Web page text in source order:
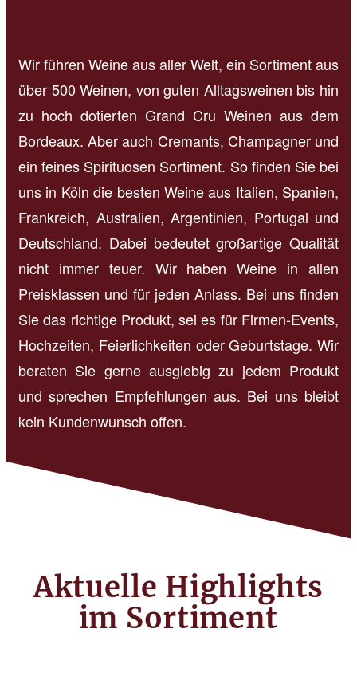
Wir führen Weine aus aller Welt, ein Sortiment aus
über 500 Weinen, von guten Alltagsweinen bis hin
zu hoch dotierten Grand Cru Weinen aus dem
Bordeaux. Aber auch Cremants, Champagner und
ein feines Spirituosen Sortiment. So finden Sie bei
uns in Köln die besten Weine aus Italien, Spanien,
Frankreich, Australien, Argentinien, Portugal und
Deutschland. Dabei bedeutet großartige Qualität
nicht immer teuer. Wir haben Weine in allen
Preisklassen und für jeden Anlass. Bei uns finden
Sie das richtige Produkt, sei es für Firmen-Events,
Hochzeiten, Feierlichkeiten oder Geburtstage. Wir
beraten Sie gerne ausgiebig zu jedem Produkt
und sprechen Empfehlungen aus. Bei uns bleibt
kein Kundenwunsch offen.
Aktuelle Highlights
im Sortiment